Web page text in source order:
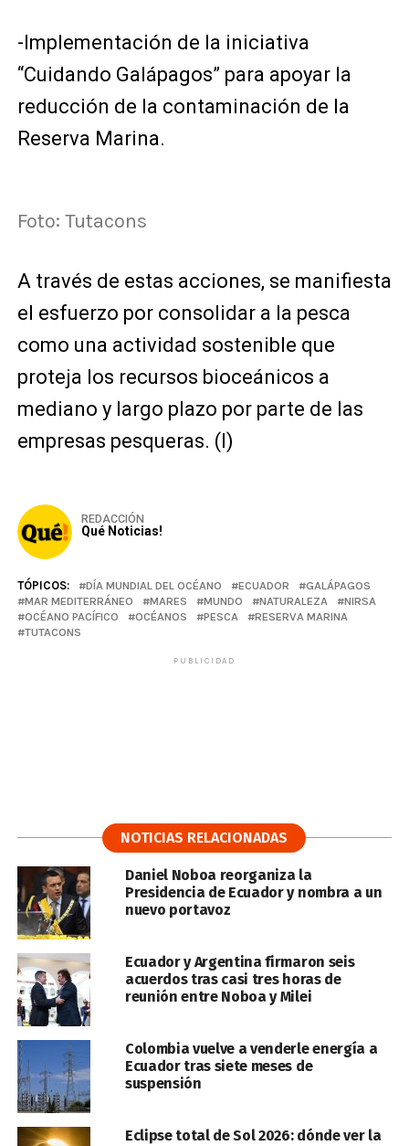
-Implementación de la iniciativa
“Cuidando Galápagos” para apoyar la
reducción de la contaminación de la
Reserva Marina.
Foto: Tutacons
A través de estas acciones, se manifiesta
el esfuerzo por consolidar a la pesca
como una actividad sostenible que
proteja los recursos bioceánicos a
mediano y largo plazo por parte de las
empresas pesqueras. (I)
REDACCIÓN
Qué Noticias!
TÓPICOS: DÍA MUNDIAL DEL OCÉANO ECUADOR
GALÁPAGOS
MAR MEDITERRÁNEO
MARES MUNDO NATURALEZA
NIRSA
OCÉANO PACÍFICO
OCÉANOS PESCA
RESERVA MARINA
TUTACONS
PUBLICIDAD
NOTICIAS RELACIONADAS
Daniel Noboa reorganiza la
Presidencia de Ecuador y nombra a un
nuevo portavoz
Ecuador y Argentina firmaron seis
acuerdos tras casi tres horas de
reunión entre Noboa y Milei
Colombia vuelve a venderle energía a
Ecuador tras siete meses de
suspensión
Eclipse total de Sol 2026: dónde ver la